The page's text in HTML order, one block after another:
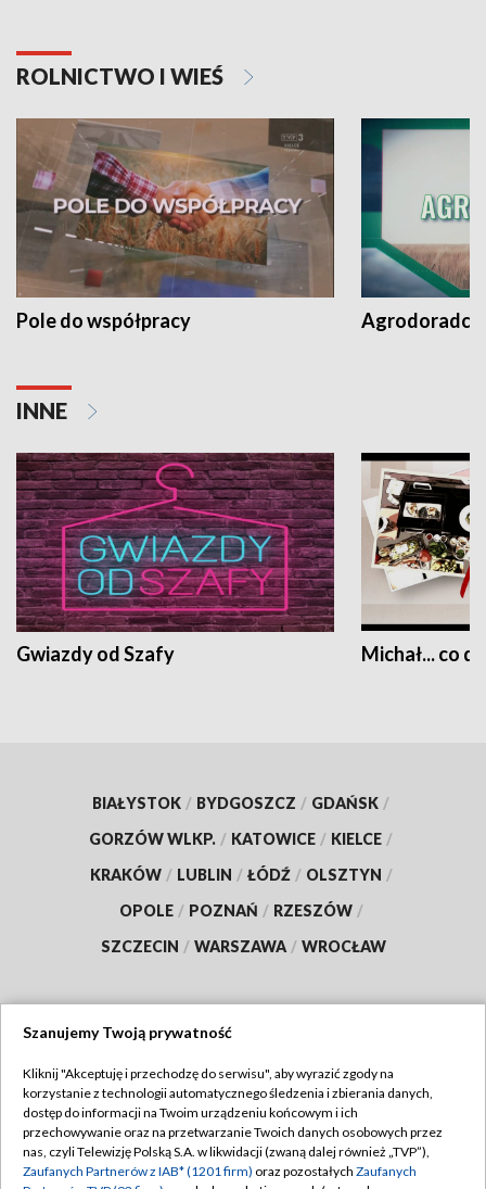
ROLNICTWO I WIEŚ
Pole do współpracy Agrodoradcy
INNE
Gwiazdy od Szafy Michał... co
BIAŁYSTOK / BYDGOSZCZ / GDAŃSK /
GORZÓW WLKP. / KATOWICE / KIELCE /
KRAKÓW / LUBLIN / ŁÓDŹ / OLSZTYN /
OPOLE / POZNAŃ / RZESZÓW /
SZCZECIN / WARSZAWA / WROCŁAW
TVP
Abonament TVP
Emisja w TVP
Regulamin TVP
Polityka prywatności
Szanujemy Twoją prywatność
Kliknij "Akceptuję i przechodzę do serwisu", aby wyrazić zgody na
korzystanie z technologii automatycznego śledzenia i zbierania danych,
dostęp do informacji na Twoim urządzeniu końcowym i ich
przechowywanie oraz na przetwarzanie Twoich danych osobowych przez
nas, czyli Telewizję Polską S.A. w likwidacji (zwaną dalej również „TVP”),
Zaufanych Partnerów z IAB* (1201 firm) oraz pozostałych Zaufanych